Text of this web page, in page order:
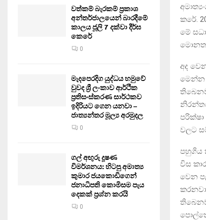
කරේ.
මේ
අද
මෙන්න
වලට
පහුගිය
විස
වෙන
වත්කම් බැරකම් ප්‍රකාශ
අන්තර්ජාලයෙන් බාරදීමේ
කාලය ජූලි 7 දක්වා දීර්ඝ
කෙරේ
0
මැදපෙරදිග යුද්ධය හමුවේ
වුවද ශ්‍රී ලංකාව ආර්ථික
ප්‍රතිසංස්කරණ සාර්ථකව
ඉදිරියට ගෙන යනවා –
ජාත්‍යන්තර මූල්‍ය අරමුදල
0
ගල් අඟුරු දූෂණ
විමර්ශනය: හිටපු අමාත්‍ය
කුමාර ජයකොඩිගෙන්
ජනාධිපති කොමිසම පැය
දෙකක් ප්‍රශ්න කරයි
0